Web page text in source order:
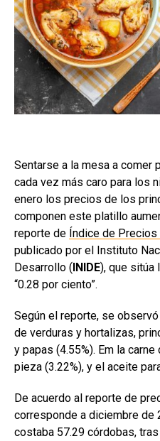
Sentarse a la mesa a comer
cada vez más caro para los
enero los precios de los
componen este platillo
reporte de Índice de Precios
publicado por el Instituto
Desarrollo (INIDE), que sitúa
“0.28 por ciento”.
Según el reporte, se
de verduras y hortalizas,
y papas (4.55%). Em la
pieza (3.22%), y el aceite
De acuerdo al reporte de
corresponde a diciembre de
costaba 57.29 córdobas,